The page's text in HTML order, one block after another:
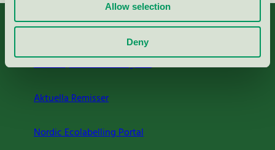
Allow selection
Deny
Kriterier, ansökan & avgifter
Aktuella Remisser
Nordic Ecolabelling Portal